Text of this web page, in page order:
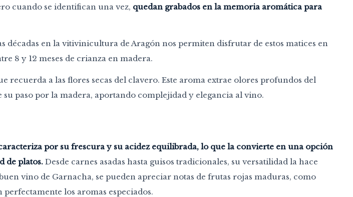
cuando se identifican una vez, quedan grabados en la memoria aromática para
décadas en la vitivinicultura de Aragón nos permiten disfrutar de estos matices en
8 y 12 meses de crianza en madera.
recuerda a las flores secas del clavero. Este aroma extrae olores profundos del
paso por la madera, aportando complejidad y elegancia al vino.
por su frescura y su acidez equilibrada, lo que la convierte en una opción
de platos. Desde carnes asadas hasta guisos tradicionales, su versatilidad la hace
vino de Garnacha, se pueden apreciar notas de frutas rojas maduras, como
los aromas especiados.